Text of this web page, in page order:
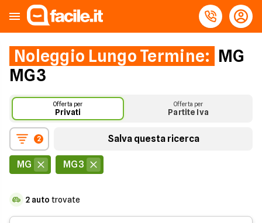
Noleggio Lungo Termine: MG
MG3
Offerta per
Privati
Offerta per
Partite Iva
2 Salva questa ricerca
MG MG3
2 auto trovate